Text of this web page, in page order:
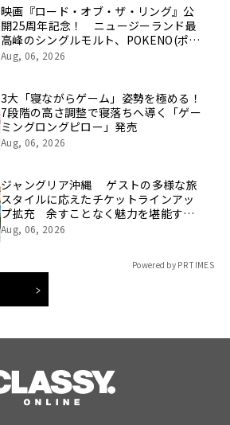
映画『ロード・オブ・ザ・リング』公
開25周年記念！ ニュージーランド最
高峰のシングルモルト、POKENO(ポケ
ノ)より 数量限定ウイスキー「リング
Aug, 06, 2026
3大「寝ながらゲーム」姿勢を極める！
7段階の高さ調整で寝落ちへ導く「ゲー
ミングロングピロー」発売
Aug, 06, 2026
ジャングリア沖縄 ゲストの多様な旅
スタイルに応えたチケットラインアッ
プ拡充 余すことなく魅力を堪能する
「ロイヤルチケット」新登場
Aug, 06, 2026
Powered by PR TIMES